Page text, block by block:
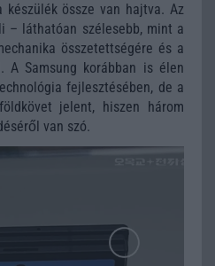
készülék össze van hajtva. Az
– láthatóan szélesebb, mint a
összetettségére és a
A Samsung korábban is élen
fejlesztésében, de a
jelent, hiszen három
van szó.